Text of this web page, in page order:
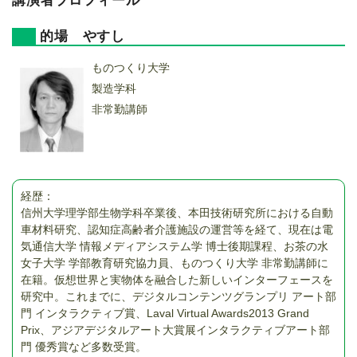
的場 やすし
ものつくり大学
製造学科
非常勤講師
経歴：
信州大学理学部生物学科卒業後、本田技術研究所における自動
車材料研究、認知症高齢者介護施設の運営等を経て、現在は電
気通信大学 情報メディアシステム学 博士後期課程、お茶の水
女子大学 学部教育研究協力員、ものつくり大学 非常勤講師に
在籍。仮想世界と実物体を融合した新しいインターフェースを
研究中。これまでに、デジタルコンテンツグランプリ アート部
門 インタラクティブ賞、Laval Virtual Awards2013 Grand
Prix、アジアデジタルアート大賞展インタラクティブアート部
門 優秀賞など多数受賞。